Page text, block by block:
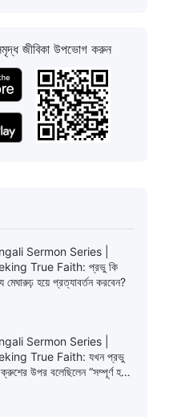
ঈশ্বরের বাক্য | নতুন যুগের
ঈশ্বরের বাক্য | সহস্রবর্ষীয়
ঈশ্বরের বাক্য | ঈশ্বরের বর্তমানের
ঈশ্বরের বাক্য | ঈশ্বরের কার্য কি
মানুষ মনে করে?
জীবিকা উপভোগ করুন
Sermon Series |
True Faith: প্রভু কি
মেঘারুঢ় হয়ে প্রত্যাবর্তন করবেন?
Sermon Series |
True Faith: যখন প্রভু
উপর বলেছিলেন “সম্পূর্ণ হল”